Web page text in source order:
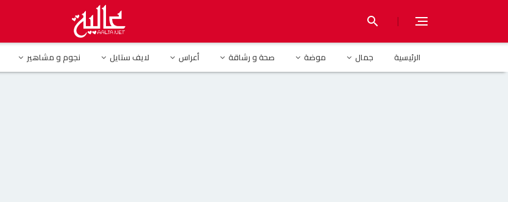
|
search
الرئيسية جمال موضة صحة و رشاقة أعراس لايف ستايل نجوم و مشاهير
الرئيسية يوتيوبر